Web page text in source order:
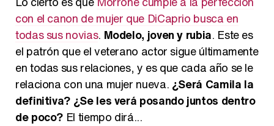
con el canon de mujer que DiCaprio busca en
todas sus novias. Modelo, joven y rubia. Este es
el patrón que el veterano actor sigue últimamente
en todas sus relaciones, y es que cada año se le
relaciona con una mujer nueva. ¿Será Camila la
definitiva? ¿Se les verá posando juntos dentro
de poco? El tiempo dirá...